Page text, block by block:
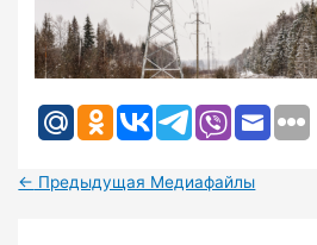
← Предыдущая Медиафайлы